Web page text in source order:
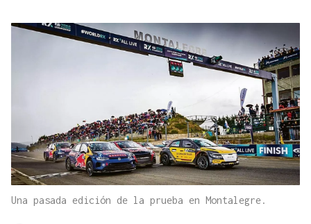
Una pasada edición de la prueba en Montalegre.